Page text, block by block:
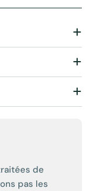
de
pas les